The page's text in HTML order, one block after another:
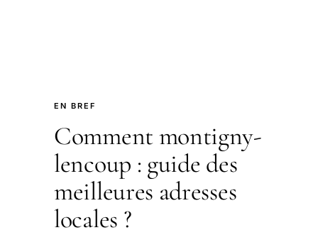
EN BREF
Comment montigny-
lencoup : guide des
meilleures adresses
locales ?